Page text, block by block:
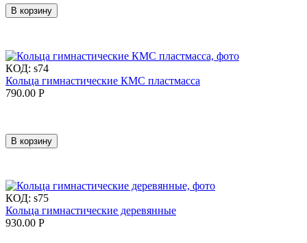
В корзину
КОД: s74
Кольца гимнастические КМС пластмасса
790.00 Р
В корзину
КОД: s75
Кольца гимнастические деревянные
930.00 Р